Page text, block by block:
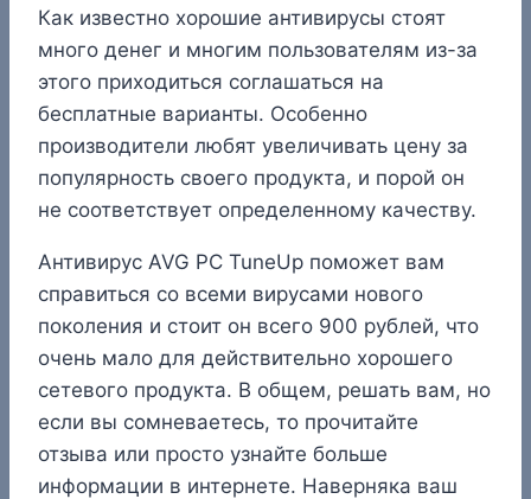
Как известно хорошие антивирусы стоят
много денег и многим пользователям из-за
этого приходиться соглашаться на
бесплатные варианты. Особенно
производители любят увеличивать цену за
популярность своего продукта, и порой он
не соответствует определенному качеству.
Антивирус AVG PC TuneUp поможет вам
справиться со всеми вирусами нового
поколения и стоит он всего 900 рублей, что
очень мало для действительно хорошего
сетевого продукта. В общем, решать вам, но
если вы сомневаетесь, то прочитайте
отзыва или просто узнайте больше
информации в интернете. Наверняка ваш